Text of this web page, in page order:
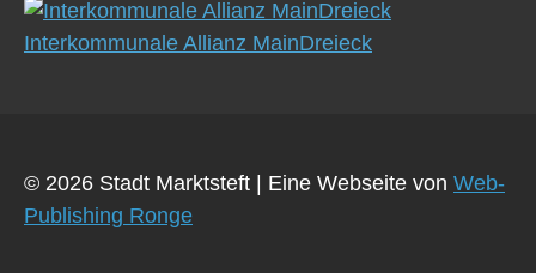
Interkommunale Allianz MainDreieck
© 2026 Stadt Marktsteft Eine Webseite von Web-
Publishing Ronge